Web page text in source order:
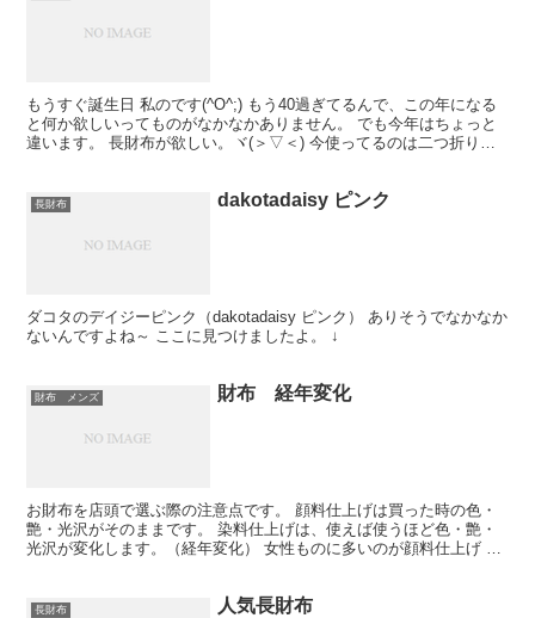
もうすぐ誕生日 私のです(^O^;) もう40過ぎてるんで、この年になる
と何か欲しいってものがなかなかありません。 でも今年はちょっと
違います。 長財布が欲しい。ヾ(＞▽＜) 今使ってるのは二つ折り
長財布 dakotadaisy ピンク
ダコタのデイジーピンク（dakotadaisy ピンク） ありそうでなかなか
ないんですよね～ ここに見つけましたよ。 ↓
財布 メンズ 財布 経年変化
お財布を店頭で選ぶ際の注意点です。 顔料仕上げは買った時の色・
艶・光沢がそのままです。 染料仕上げは、使えば使うほど色・艶・
光沢が変化します。（経年変化） 女性ものに多いのが顔料仕上げ ル
長財布 人気長財布